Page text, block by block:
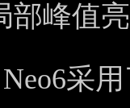
部峰值
采